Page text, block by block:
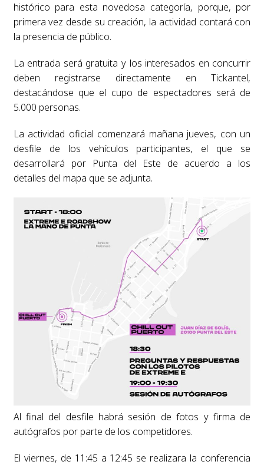
histórico para esta novedosa categoría, porque, por
primera vez desde su creación, la actividad contará con
la presencia de público.
La entrada será gratuita y los interesados en concurrir
deben registrarse directamente en Tickantel,
destacándose que el cupo de espectadores será de
5.000 personas.
La actividad oficial comenzará mañana jueves, con un
desfile de los vehículos participantes, el que se
desarrollará por Punta del Este de acuerdo a los
detalles del mapa que se adjunta.
Al final del desfile habrá sesión de fotos y firma de
autógrafos por parte de los competidores.
El viernes, de 11:45 a 12:45 se realizara la conferencia